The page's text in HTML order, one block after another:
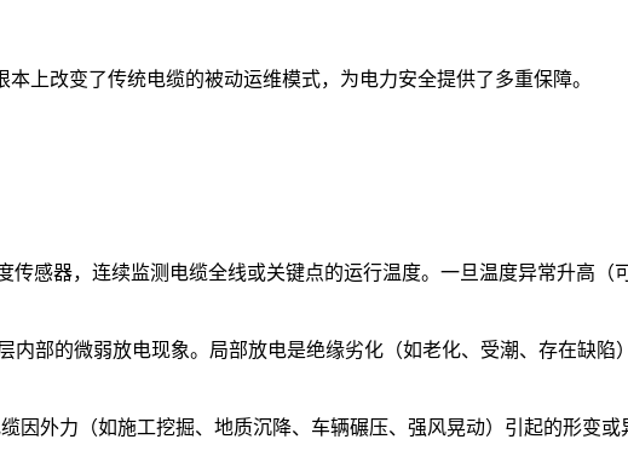
上改变了传统电缆的被动运维模式，为电力安全提供了多重保障。
感器，连续监测电缆全线或关键点的运行温度。一旦温度异常升高
内部的微弱放电现象。局部放电是绝缘劣化（如老化、受潮、存在缺
因外力（如施工挖掘、地质沉降、车辆碾压、强风晃动）引起的形变